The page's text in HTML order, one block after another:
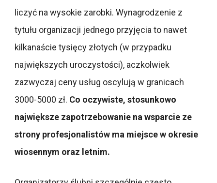
liczyć na wysokie zarobki. Wynagrodzenie z
tytułu organizacji jednego przyjęcia to nawet
kilkanaście tysięcy złotych (w przypadku
największych uroczystości), aczkolwiek
zazwyczaj ceny usług oscylują w granicach
3000-5000 zł. Co oczywiste, stosunkowo
największe zapotrzebowanie na wsparcie ze
strony profesjonalistów ma miejsce w okresie
wiosennym oraz letnim.